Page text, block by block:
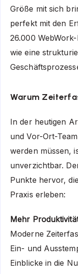
Größe mit sich
perfekt mit den
26.000
wie eine
Warum
In der heutigen
und Vor-Ort-
werden müssen,
unverzichtbar.
Punkte hervor,
Praxis erleben:
Mehr
Moderne
Ein- und
Einblicke in die